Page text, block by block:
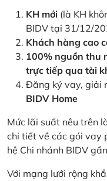
KH mới (là KH
BIDV tại 31/12/
Khách hàng cao
100% nguồn thu
trực tiếp qua tài
Đăng ký vay, giải
BIDV Home
Mức lãi suất nêu trên
chi tiết về các gói vay
hệ Chi nhánh BIDV
Với mạng lưới rộng